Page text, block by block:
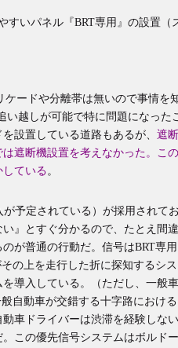
すいパネル『BRT専用』の設置（
ケードや分離帯は無いので事情を
い越しが可能で特に問題になった
設置している道路もあるが、遮断
遮断機設置を考えなかった。この
ている 。
予定されている）が採用されてお
』とすぐ分かるので、たとえ間違
が普通の行動だ。信号はBRT専用
の上を走行した折に探知するシス
導入している。（ただし、一般車
自動車が交錯する十字路における
車ドライバーは渋滞を経験しない
この優先信号システムはボルドー